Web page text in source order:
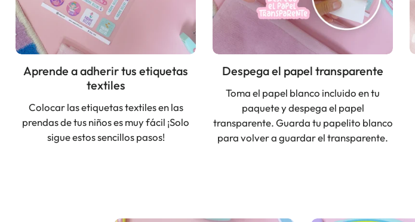
Aprende a adherir tus etiquetas
textiles
Colocar las etiquetas textiles en las
prendas de tus niños es muy fácil ¡Solo
sigue estos sencillos pasos!
Despega el papel transparente
Toma el papel blanco incluido en tu
paquete y despega el papel
transparente. Guarda tu papelito blanco
para volver a guardar el transparente.